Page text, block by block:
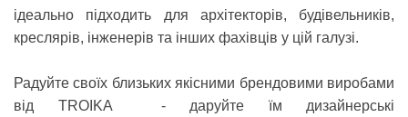
ідеально підходить для архітекторів, будівельників,
креслярів, інженерів та інших фахівців у цій галузі.
Радуйте своїх близьких якісними брендовими виробами
від
TROIKA
- даруйте їм дизайнерські